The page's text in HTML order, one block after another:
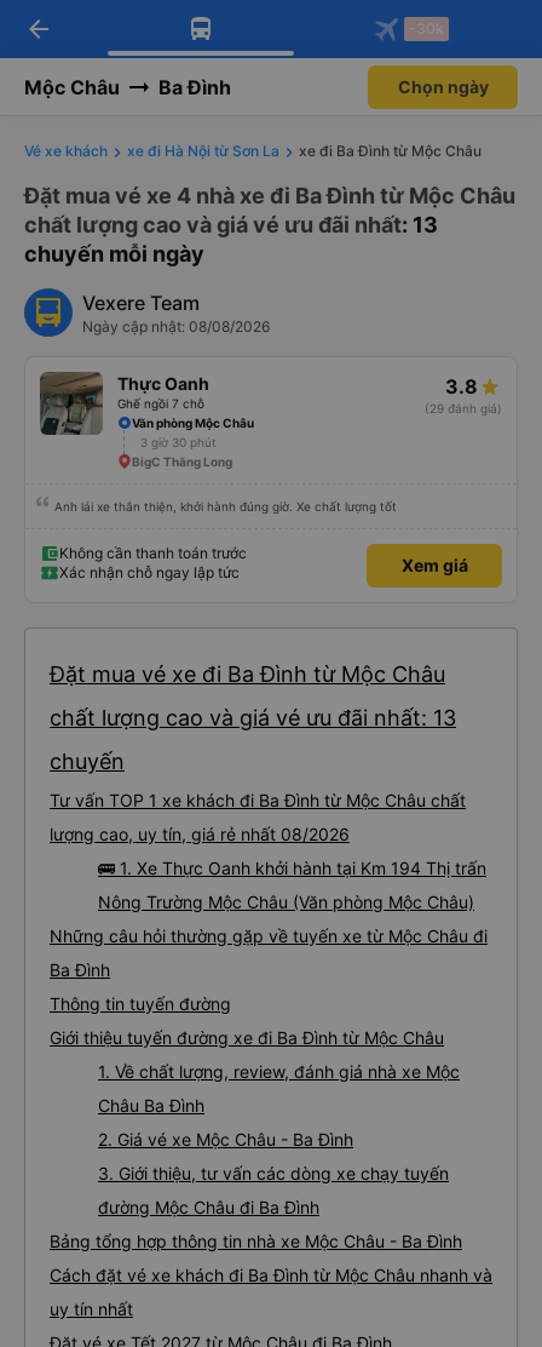
Tải app Vexere ngay!
Nhận ưu đãi thành viên độc
Mở app
Tải app Vexere
-30k/ghế khi đặt vé máy bay qua
Mở app
arrow_back -30k
Mộc Châu Ba Đình Chọn ngày
Vé xe khách xe đi Hà Nội từ Sơn La xe đi Ba Đình từ Mộc Châu
Đặt mua vé xe 4 nhà xe đi Ba Đình từ Mộc Châu
chất lượng cao và giá vé ưu đãi nhất: 13
chuyến mỗi ngày
Vexere Team
Ngày cập nhật: 08/08/2026
Thực Oanh
Ghế ngồi 7 chỗ
3.8
(29 đánh giá)
Văn phòng Mộc Châu
3 giờ 30 phút
BigC Thăng Long
Anh lái xe thân thiện, khởi hành đúng giờ. Xe chất lượng tốt
Không cần thanh toán trước
Xác nhận chỗ ngay lập tức
Xem giá
Đặt mua vé xe đi Ba Đình từ Mộc Châu
chất lượng cao và giá vé ưu đãi nhất: 13
chuyến
Tư vấn TOP 1 xe khách đi Ba Đình từ Mộc Châu chất
lượng cao, uy tín, giá rẻ nhất 08/2026
🚌 1. Xe Thực Oanh khởi hành tại Km 194 Thị trấn
Nông Trường Mộc Châu (Văn phòng Mộc Châu)
Những câu hỏi thường gặp về tuyến xe từ Mộc Châu đi
Ba Đình
Thông tin tuyến đường
Giới thiệu tuyến đường xe đi Ba Đình từ Mộc Châu
1. Về chất lượng, review, đánh giá nhà xe Mộc
Châu Ba Đình
2. Giá vé xe Mộc Châu - Ba Đình
3. Giới thiệu, tư vấn các dòng xe chạy tuyến
đường Mộc Châu đi Ba Đình
Bảng tổng hợp thông tin nhà xe Mộc Châu - Ba Đình
Cách đặt vé xe khách đi Ba Đình từ Mộc Châu nhanh và
uy tín nhất
Đặt vé xe Tết 2027 từ Mộc Châu đi Ba Đình